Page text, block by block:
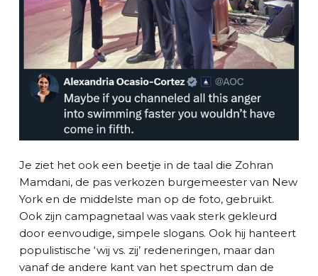
Je ziet het ook een beetje in de taal die Zohran
Mamdani, de pas verkozen burgemeester van New
York en de middelste man op de foto, gebruikt.
Ook zijn campagnetaal was vaak sterk gekleurd
door eenvoudige, simpele slogans. Ook hij hanteert
populistische ‘wij vs. zij’ redeneringen, maar dan
vanaf de andere kant van het spectrum dan de